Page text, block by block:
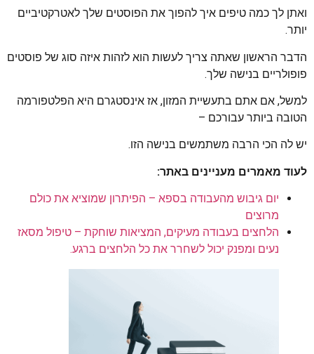
ואתן לך כמה טיפים איך להפוך את הפוסטים שלך לאטרקטיביים
יותר.
הדבר הראשון שאתה צריך לעשות הוא לזהות איזה סוג של פוסטים
פופולריים בנישה שלך.
למשל, אם אתם בתעשיית המזון, אז אינסטגרם היא הפלטפורמה
הטובה ביותר עבורכם –
יש לה הכי הרבה משתמשים בנישה הזו.
לעוד מאמרים מעניינים באתר:
יום גיבוש מהעבודה בספא – הפיתרון שמוציא את כולם
מרוצים
הלחצים בעבודה מעיקים, המציאות שוחקת – טיפול מסאז
נעים ומפנק יכול לשחרר את כל הלחצים ברגע.